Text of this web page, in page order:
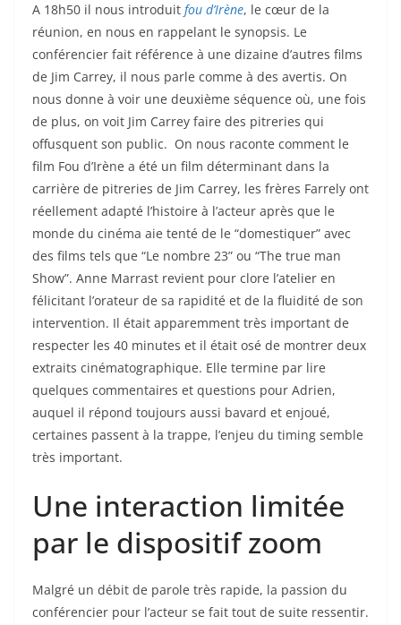
A 18h50 il nous introduit fou d’Irène, le cœur de la
réunion, en nous en rappelant le synopsis. Le
conférencier fait référence à une dizaine d’autres films
de Jim Carrey, il nous parle comme à des avertis. On
nous donne à voir une deuxième séquence où, une fois
de plus, on voit Jim Carrey faire des pitreries qui
offusquent son public. On nous raconte comment le
film Fou d’Irène a été un film déterminant dans la
carrière de pitreries de Jim Carrey, les frères Farrely ont
réellement adapté l’histoire à l’acteur après que le
monde du cinéma aie tenté de le “domestiquer” avec
des films tels que “Le nombre 23” ou “The true man
Show”. Anne Marrast revient pour clore l’atelier en
félicitant l’orateur de sa rapidité et de la fluidité de son
intervention. Il était apparemment très important de
respecter les 40 minutes et il était osé de montrer deux
extraits cinématographique. Elle termine par lire
quelques commentaires et questions pour Adrien,
auquel il répond toujours aussi bavard et enjoué,
certaines passent à la trappe, l’enjeu du timing semble
très important.
Une interaction limitée
par le dispositif zoom
Malgré un débit de parole très rapide, la passion du
conférencier pour l’acteur se fait tout de suite ressentir.